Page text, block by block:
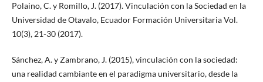
Polaino, C. y Romillo, J. (2017). Vinculación con la Sociedad en la
Universidad de Otavalo, Ecuador Formación Universitaria Vol.
10(3), 21-30 (2017).
Sánchez, A. y Zambrano, J. (2015), vinculación con la sociedad:
una realidad cambiante en el paradigma universitario, desde la